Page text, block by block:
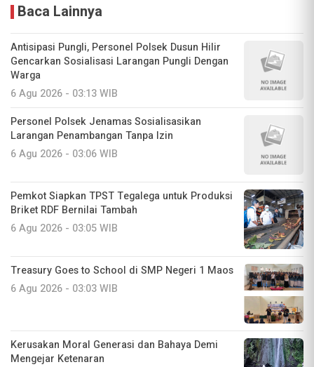
Baca Lainnya
Antisipasi Pungli, Personel Polsek Dusun Hilir
Gencarkan Sosialisasi Larangan Pungli Dengan
Warga
6 Agu 2026 - 03:13 WIB
Personel Polsek Jenamas Sosialisasikan
Larangan Penambangan Tanpa Izin
6 Agu 2026 - 03:06 WIB
Pemkot Siapkan TPST Tegalega untuk Produksi
Briket RDF Bernilai Tambah
6 Agu 2026 - 03:05 WIB
Treasury Goes to School di SMP Negeri 1 Maos
6 Agu 2026 - 03:03 WIB
Kerusakan Moral Generasi dan Bahaya Demi
Mengejar Ketenaran